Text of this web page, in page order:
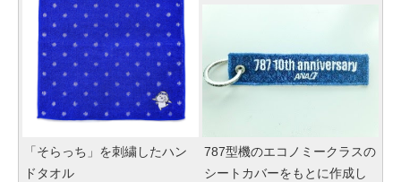
「そらっち」を刺繍したハン
ドタオル
787型機のエコノミークラスの
シートカバーをもとに作成し